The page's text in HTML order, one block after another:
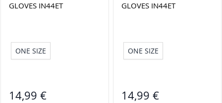
GLOVES IN44ET
ONE SIZE
14,99 €
GLOVES IN44ET
ONE SIZE
14,99 €